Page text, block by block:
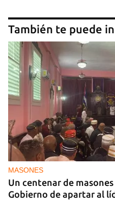
También te puede
MASONES
Un centenar de
Gobierno de apartar al